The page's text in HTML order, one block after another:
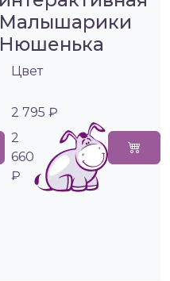
Малышарики
Нюшенька
Цвет
2 795 ₽
2
660
₽